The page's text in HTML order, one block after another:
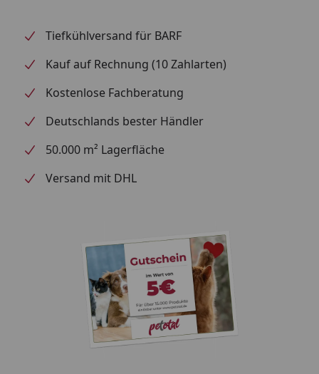
Tiefkühlversand für BARF
Kauf auf Rechnung (10 Zahlarten)
Kostenlose Fachberatung
Deutschlands bester Händler
50.000 m² Lagerfläche
Versand mit DHL